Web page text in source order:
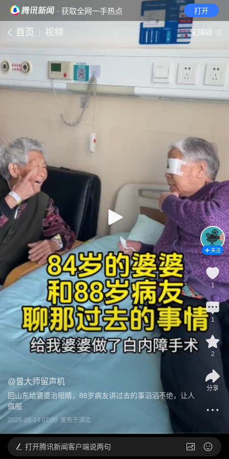
· 获取全网一手热点 打开
首页 视频 无障碍
@曾大师留声机
回山东给婆婆治眼睛，88岁病友讲过去的事滔滔不绝，让人
佩服
2026-05-14 07:00 发布于湖北
关注
1
1
2
分享
打开腾讯新闻客户端说两句